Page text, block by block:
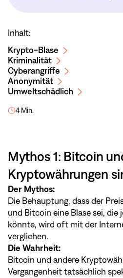
Inhalt:
Krypto-Blase
Kriminalität
Cyberangriffe
Anonymität
Umweltschädlich
4 Min.
Mythos 1: Bitcoin
Kryptowährungen
Der Mythos:
Die Behauptung, dass der
und Bitcoin eine Blase sei, die
könnte, wird oft mit der
verglichen.
Die Wahrheit:
Bitcoin und andere
Vergangenheit tatsächlich